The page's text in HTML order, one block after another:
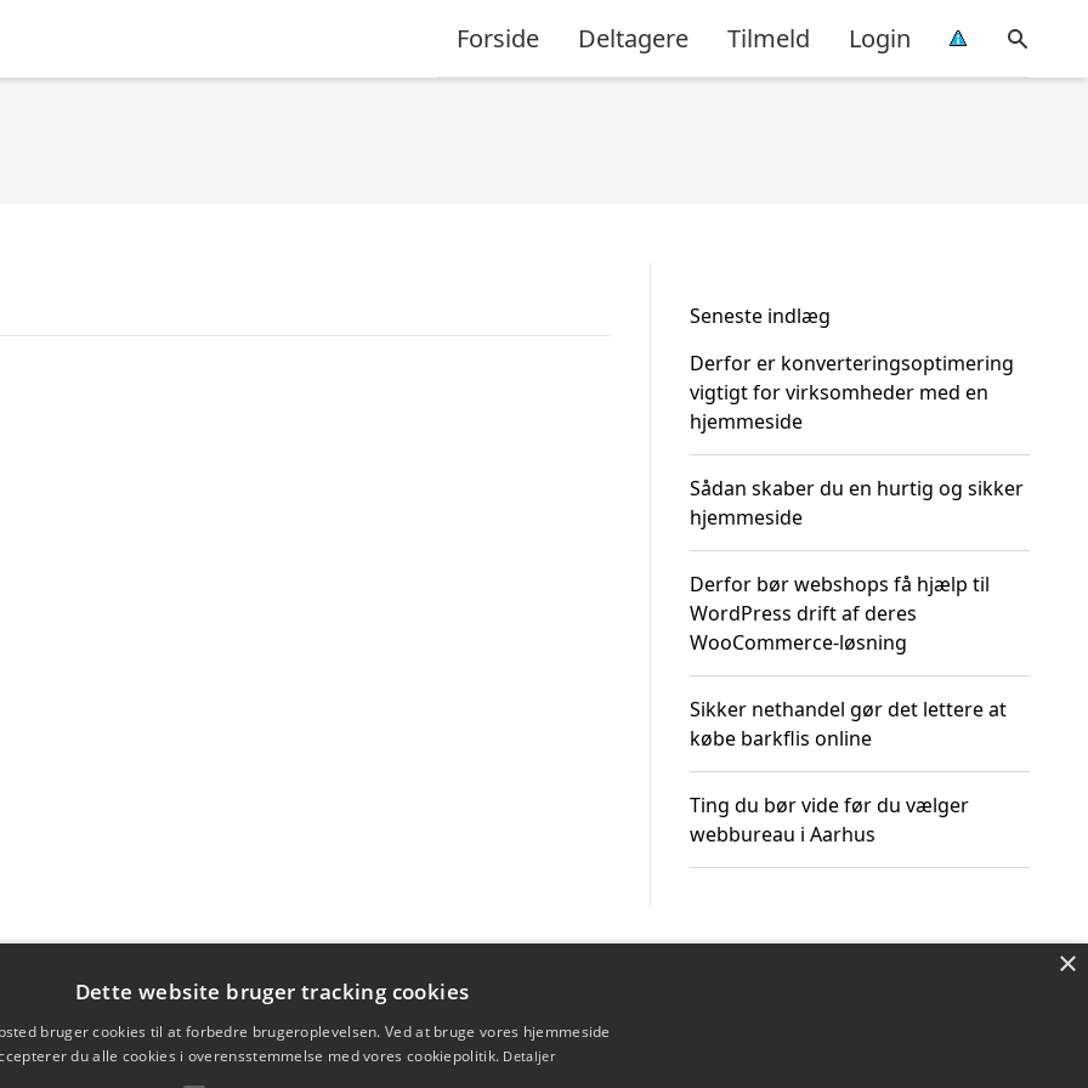
Forside Deltagere Tilmeld Login
Seneste indlæg
Derfor er konverteringsoptimering
vigtigt for virksomheder med en
hjemmeside
Sådan skaber du en hurtig og sikker
hjemmeside
Derfor bør webshops få hjælp til
WordPress drift af deres
WooCommerce-løsning
Sikker nethandel gør det lettere at
købe barkflis online
Ting du bør vide før du vælger
webbureau i Aarhus
×
Dette website bruger tracking cookies
bruger cookies til at forbedre brugeroplevelsen. Ved at bruge vores hjemmeside
du alle cookies i overensstemmelse med vores cookiepolitik. Detaljer